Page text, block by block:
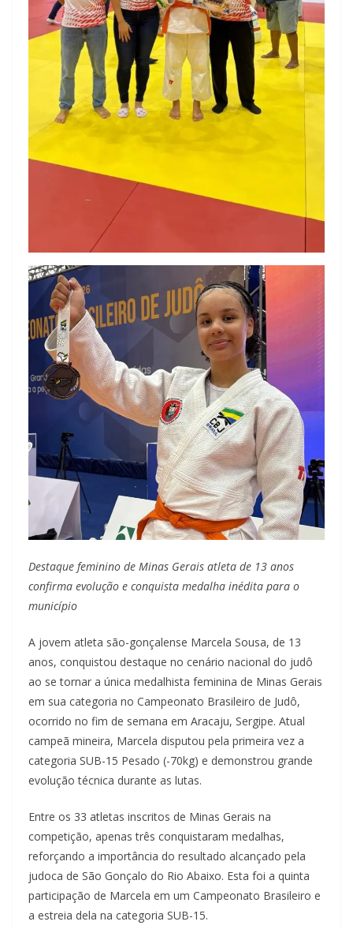
Destaque feminino de Minas Gerais atleta de 13 anos
confirma evolução e conquista medalha inédita para o
município
A jovem atleta são-gonçalense Marcela Sousa, de 13
anos, conquistou destaque no cenário nacional do judô
ao se tornar a única medalhista feminina de Minas Gerais
em sua categoria no Campeonato Brasileiro de Judô,
ocorrido no fim de semana em Aracaju, Sergipe. Atual
campeã mineira, Marcela disputou pela primeira vez a
categoria SUB-15 Pesado (-70kg) e demonstrou grande
evolução técnica durante as lutas.
Entre os 33 atletas inscritos de Minas Gerais na
competição, apenas três conquistaram medalhas,
reforçando a importância do resultado alcançado pela
judoca de São Gonçalo do Rio Abaixo. Esta foi a quinta
participação de Marcela em um Campeonato Brasileiro e
a estreia dela na categoria SUB-15.